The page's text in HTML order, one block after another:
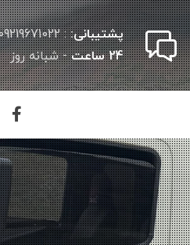
پشتیبانی:: 09219671022
24 ساعت
- شبانه روز